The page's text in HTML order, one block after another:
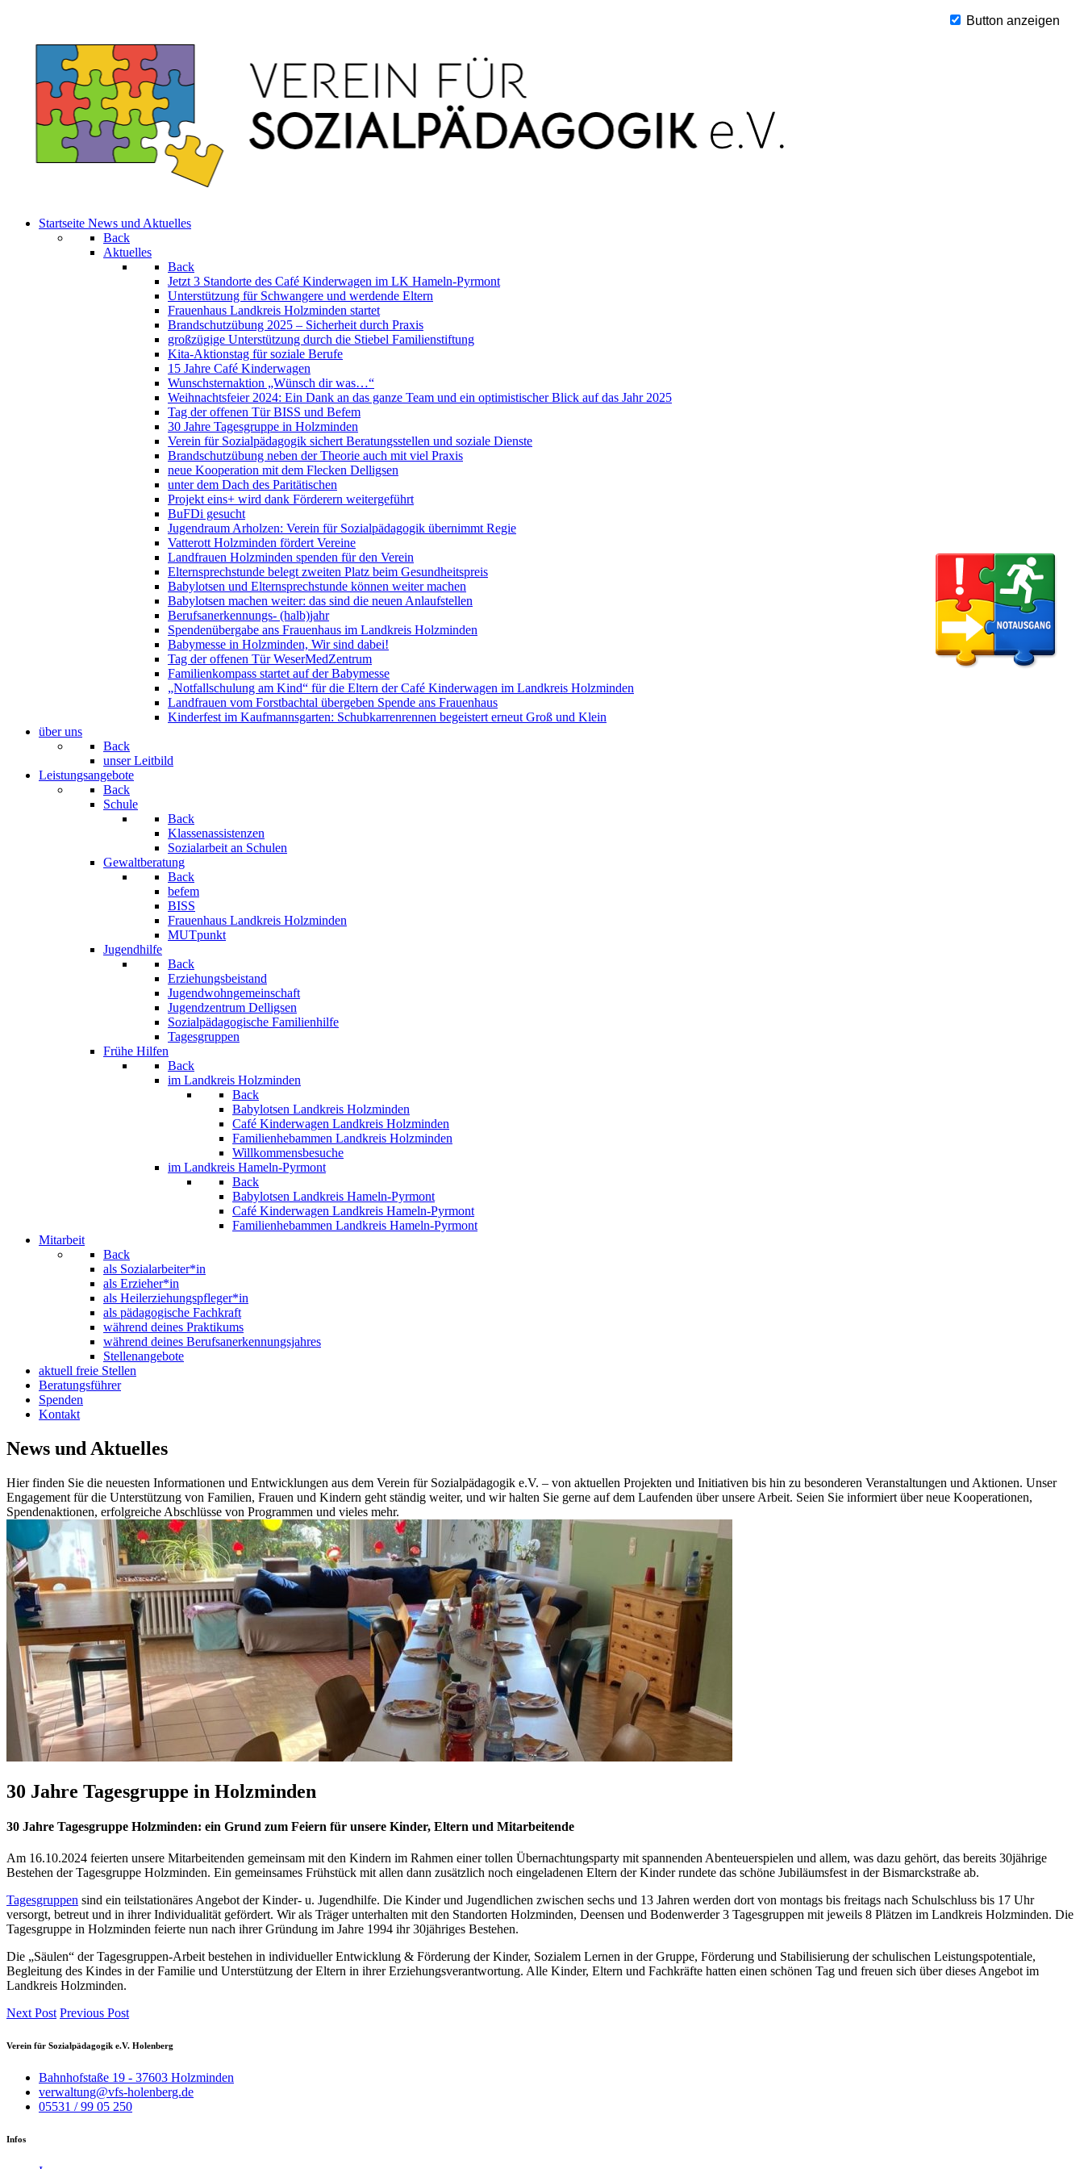
Startseite News und Aktuelles
Back
Aktuelles
Back
Jetzt 3 Standorte des Café Kinderwagen im LK Hameln-Pyrmont
Unterstützung für Schwangere und werdende Eltern
Frauenhaus Landkreis Holzminden startet
Brandschutzübung 2025 – Sicherheit durch Praxis
großzügige Unterstützung durch die Stiebel Familienstiftung
Kita-Aktionstag für soziale Berufe
15 Jahre Café Kinderwagen
Wunschsternaktion „Wünsch dir was…“
Weihnachtsfeier 2024: Ein Dank an das ganze Team und ein optimistischer Blick auf das Jahr 2025
Tag der offenen Tür BISS und Befem
30 Jahre Tagesgruppe in Holzminden
Verein für Sozialpädagogik sichert Beratungsstellen und soziale Dienste
Brandschutzübung neben der Theorie auch mit viel Praxis
neue Kooperation mit dem Flecken Delligsen
unter dem Dach des Paritätischen
Projekt eins+ wird dank Förderern weitergeführt
BuFDi gesucht
Jugendraum Arholzen: Verein für Sozialpädagogik übernimmt Regie
Vatterott Holzminden fördert Vereine
Landfrauen Holzminden spenden für den Verein
Elternsprechstunde belegt zweiten Platz beim Gesundheitspreis
Babylotsen und Elternsprechstunde können weiter machen
Babylotsen machen weiter: das sind die neuen Anlaufstellen
Berufsanerkennungs- (halb)jahr
Spendenübergabe ans Frauenhaus im Landkreis Holzminden
Babymesse in Holzminden, Wir sind dabei!
Tag der offenen Tür WeserMedZentrum
Familienkompass startet auf der Babymesse
„Notfallschulung am Kind“ für die Eltern der Café Kinderwagen im Landkreis Holzminden
Landfrauen vom Forstbachtal übergeben Spende ans Frauenhaus
Kinderfest im Kaufmannsgarten: Schubkarrenrennen begeistert erneut Groß und Klein
über uns
Back
unser Leitbild
Leistungsangebote
Back
Schule
Back
Klassenassistenzen
Sozialarbeit an Schulen
Gewaltberatung
Back
befem
BISS
Frauenhaus Landkreis Holzminden
MUTpunkt
Jugendhilfe
Back
Erziehungsbeistand
Jugendwohngemeinschaft
Jugendzentrum Delligsen
Sozialpädagogische Familienhilfe
Tagesgruppen
Frühe Hilfen
Back
im Landkreis Holzminden
Back
Babylotsen Landkreis Holzminden
Café Kinderwagen Landkreis Holzminden
Familienhebammen Landkreis Holzminden
Willkommensbesuche
im Landkreis Hameln-Pyrmont
Back
Babylotsen Landkreis Hameln-Pyrmont
Café Kinderwagen Landkreis Hameln-Pyrmont
Familienhebammen Landkreis Hameln-Pyrmont
Mitarbeit
Back
als Sozialarbeiter*in
als Erzieher*in
als Heilerziehungspfleger*in
als pädagogische Fachkraft
während deines Praktikums
während deines Berufsanerkennungsjahres
Stellenangebote
aktuell freie Stellen
Beratungsführer
Spenden
Kontakt
News und Aktuelles
Hier finden Sie die neuesten Informationen und Entwicklungen aus dem Verein für Sozialpädagogik e.V. – von aktuellen Projekten und Initiativen bis hin zu besonderen Veranstaltungen und Aktionen. Unser
Engagement für die Unterstützung von Familien, Frauen und Kindern geht ständig weiter, und wir halten Sie gerne auf dem Laufenden über unsere Arbeit. Seien Sie informiert über neue Kooperationen,
Spendenaktionen, erfolgreiche Abschlüsse von Programmen und vieles mehr.
30 Jahre Tagesgruppe in Holzminden
30 Jahre Tagesgruppe Holzminden: ein Grund zum Feiern für unsere Kinder, Eltern und Mitarbeitende
Am 16.10.2024 feierten unsere Mitarbeitenden gemeinsam mit den Kindern im Rahmen einer tollen Übernachtungsparty mit spannenden Abenteuerspielen und allem, was dazu gehört, das bereits 30jährige
Bestehen der Tagesgruppe Holzminden. Ein gemeinsames Frühstück mit allen dann zusätzlich noch eingeladenen Eltern der Kinder rundete das schöne Jubiläumsfest in der Bismarckstraße ab.
Tagesgruppen sind ein teilstationäres Angebot der Kinder- u. Jugendhilfe. Die Kinder und Jugendlichen zwischen sechs und 13 Jahren werden dort von montags bis freitags nach Schulschluss bis 17 Uhr
versorgt, betreut und in ihrer Individualität gefördert. Wir als Träger unterhalten mit den Standorten Holzminden, Deensen und Bodenwerder 3 Tagesgruppen mit jeweils 8 Plätzen im Landkreis Holzminden. Die
Tagesgruppe in Holzminden feierte nun nach ihrer Gründung im Jahre 1994 ihr 30jähriges Bestehen.
Die „Säulen“ der Tagesgruppen-Arbeit bestehen in individueller Entwicklung & Förderung der Kinder, Sozialem Lernen in der Gruppe, Förderung und Stabilisierung der schulischen Leistungspotentiale,
Begleitung des Kindes in der Familie und Unterstützung der Eltern in ihrer Erziehungsverantwortung. Alle Kinder, Eltern und Fachkräfte hatten einen schönen Tag und freuen sich über dieses Angebot im
Landkreis Holzminden.
Next Post Previous Post
Verein für Sozialpädagogik e.V. Holenberg
Bahnhofstaße 19 - 37603 Holzminden
verwaltung@vfs-holenberg.de
05531 / 99 05 250
Infos
Button anzeigen